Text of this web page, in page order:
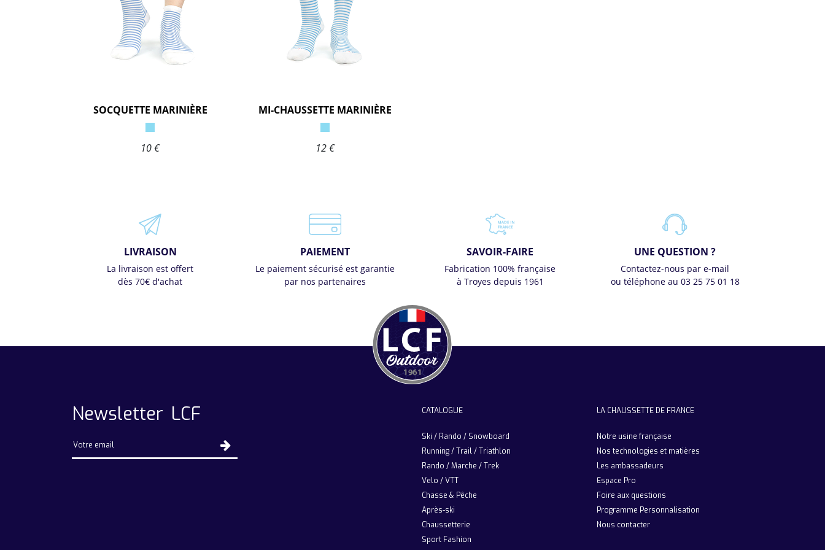
SOCQUETTE MARINIÈRE
10 €
MI-CHAUSSETTE MARINIÈRE
12 €
LIVRAISON
La livraison est offert
dès 70€ d'achat
PAIEMENT
Le paiement sécurisé est garantie
par nos partenaires
SAVOIR-FAIRE
Fabrication 100% française
à Troyes depuis 1961
UNE QUESTION ?
Contactez-nous par e-mail
ou téléphone au 03 25 75 01 18
Newsletter LCF CATALOGUE
Ski / Rando / Snowboard
Running / Trail / Triathlon
Rando / Marche / Trek
Velo / VTT
Chasse & Pêche
Après-ski
Chaussetterie
Sport Fashion
LA CHAUSSETTE DE FRANCE
Notre usine française
Nos technologies et matières
Les ambassadeurs
Espace Pro
Foire aux questions
Programme Personnalisation
Nous contacter